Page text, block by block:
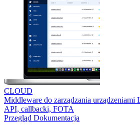
CLOUD
Middleware do zarządzania
API, callbacki, FOTA
Przegląd Dokumentacja